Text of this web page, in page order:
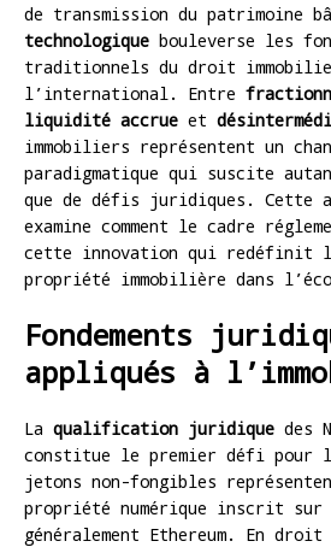
de transmission du patrimoine
technologique bouleverse les
traditionnels du droit
l’international. Entre
liquidité accrue et
immobiliers représentent un
paradigmatique qui suscite
que de défis juridiques. Cette
examine comment le cadre
cette innovation qui redéfinit la
propriété immobilière dans
Fondements
appliqués à
La qualification juridique des
constitue le premier défi pour
jetons non-fongibles
propriété numérique inscrit sur
généralement Ethereum. En